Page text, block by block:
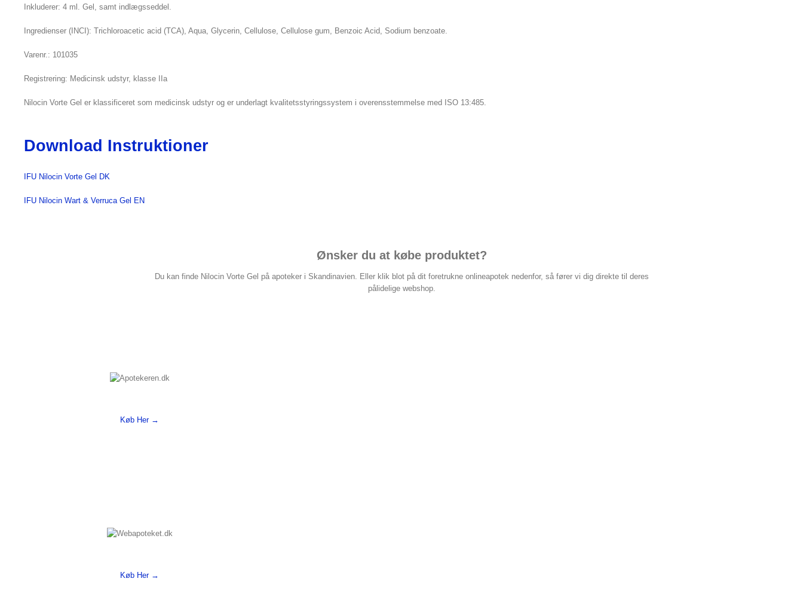
Inkluderer: 4 ml. Gel, samt indlægsseddel.
Ingredienser (INCI): Trichloroacetic acid (TCA), Aqua, Glycerin, Cellulose, Cellulose gum, Benzoic Acid, Sodium benzoate.
Varenr.: 101035
Registrering: Medicinsk udstyr, klasse IIa
Nilocin Vorte Gel er klassificeret som medicinsk udstyr og er underlagt kvalitetsstyringssystem i overensstemmelse med ISO 13:485.
Download Instruktioner
IFU Nilocin Vorte Gel DK
IFU Nilocin Wart & Verruca Gel EN
Ønsker du at købe produktet?
Du kan finde Nilocin Vorte Gel på apoteker i Skandinavien. Eller klik blot på dit foretrukne onlineapotek nedenfor, så fører vi dig direkte til deres
pålidelige webshop.
Køb Her →
Køb Her →